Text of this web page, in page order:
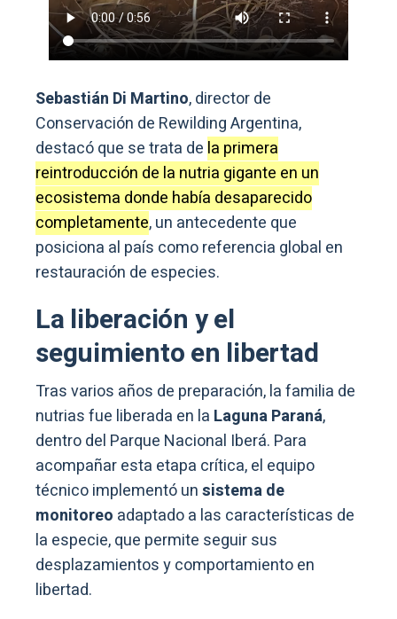
Sebastián Di Martino, director de
Conservación de Rewilding Argentina,
destacó que se trata de la primera
reintroducción de la nutria gigante en un
ecosistema donde había desaparecido
completamente, un antecedente que
posiciona al país como referencia global en
restauración de especies.
La liberación y el
seguimiento en libertad
Tras varios años de preparación, la familia de
nutrias fue liberada en la Laguna Paraná,
dentro del Parque Nacional Iberá. Para
acompañar esta etapa crítica, el equipo
técnico implementó unsistema de
monitoreo adaptado a las características de
la especie, que permite seguir sus
desplazamientos y comportamiento en
libertad.